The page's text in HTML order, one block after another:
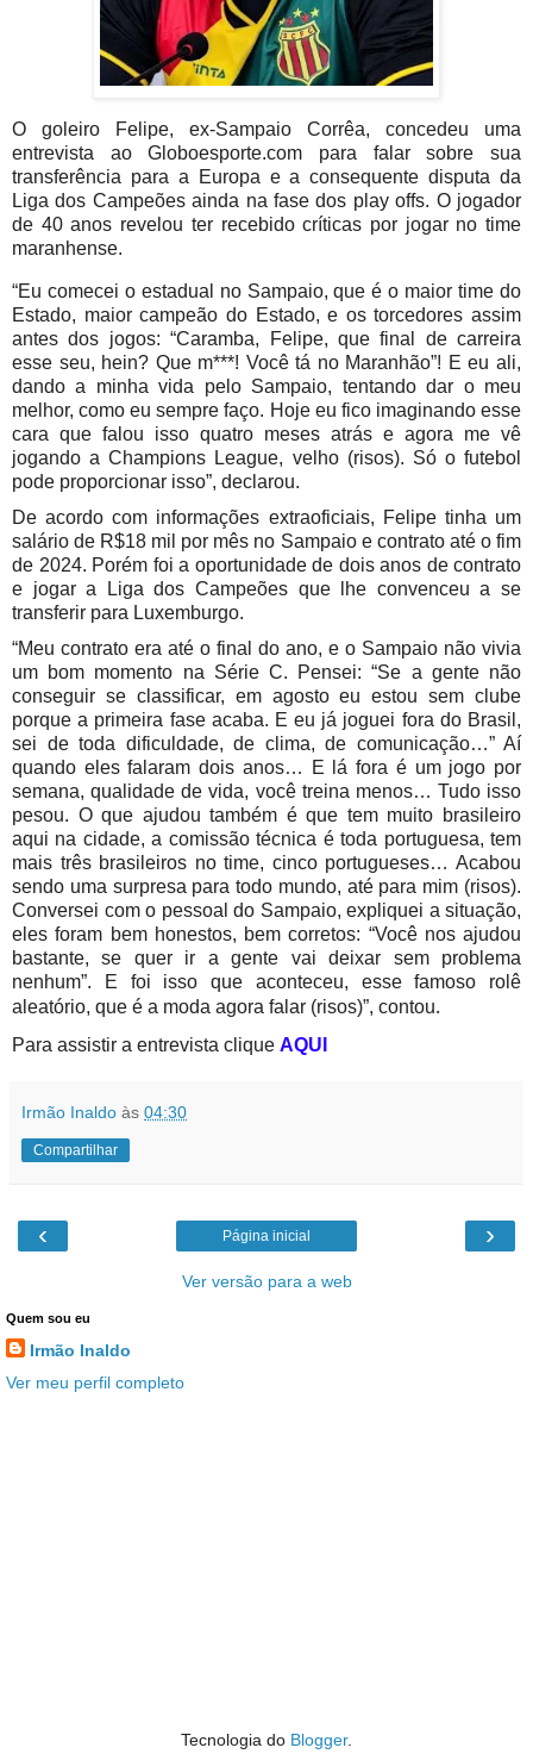
O goleiro Felipe, ex-Sampaio Corrêa, concedeu uma
entrevista ao Globoesporte.com para falar sobre sua
transferência para a Europa e a consequente disputa da
Liga dos Campeões ainda na fase dos play offs. O jogador
de 40 anos revelou ter recebido críticas por jogar no time
maranhense.
“Eu comecei o estadual no Sampaio, que é o maior time do
Estado, maior campeão do Estado, e os torcedores assim
antes dos jogos: “Caramba, Felipe, que final de carreira
esse seu, hein? Que m***! Você tá no Maranhão”! E eu ali,
dando a minha vida pelo Sampaio, tentando dar o meu
melhor, como eu sempre faço. Hoje eu fico imaginando esse
cara que falou isso quatro meses atrás e agora me vê
jogando a Champions League, velho (risos). Só o futebol
pode proporcionar isso”, declarou.
De acordo com informações extraoficiais, Felipe tinha um
salário de R$18 mil por mês no Sampaio e contrato até o fim
de 2024. Porém foi a oportunidade de dois anos de contrato
e jogar a Liga dos Campeões que lhe convenceu a se
transferir para Luxemburgo.
“Meu contrato era até o final do ano, e o Sampaio não vivia
um bom momento na Série C. Pensei: “Se a gente não
conseguir se classificar, em agosto eu estou sem clube
porque a primeira fase acaba. E eu já joguei fora do Brasil,
sei de toda dificuldade, de clima, de comunicação…” Aí
quando eles falaram dois anos… E lá fora é um jogo por
semana, qualidade de vida, você treina menos… Tudo isso
pesou. O que ajudou também é que tem muito brasileiro
aqui na cidade, a comissão técnica é toda portuguesa, tem
mais três brasileiros no time, cinco portugueses… Acabou
sendo uma surpresa para todo mundo, até para mim (risos).
Conversei com o pessoal do Sampaio, expliquei a situação,
eles foram bem honestos, bem corretos: “Você nos ajudou
bastante, se quer ir a gente vai deixar sem problema
nenhum”. E foi isso que aconteceu, esse famoso rolê
aleatório, que é a moda agora falar (risos)”, contou.
Para assistir a entrevista clique AQUI
Irmão Inaldo às 04:30
Compartilhar
‹ ›
Página inicial
Ver versão para a web
Quem sou eu
Irmão Inaldo
Ver meu perfil completo
Tecnologia do Blogger.